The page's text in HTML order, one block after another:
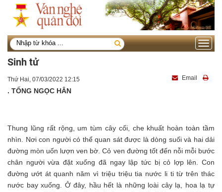
Toggle
Sinh tử
Thứ Hai, 07/03/2022 12:15 Email
. TỐNG NGỌC HÂN
Thung lũng rất rộng, um tùm cây cối, che khuất hoàn toàn tầm
nhìn. Nơi con người có thể quan sát được là dòng suối và hai dải
đường mòn uốn lượn ven bờ. Cỏ ven đường tốt đến nỗi mỗi bước
chân người vừa đặt xuống đã ngay lập tức bị cỏ lợp lên. Con
đường ướt át quanh năm vì triệu triệu tia nước li ti từ trên thác
nước bay xuống. Ở đây, hầu hết là những loài cây lạ, hoa lạ tự